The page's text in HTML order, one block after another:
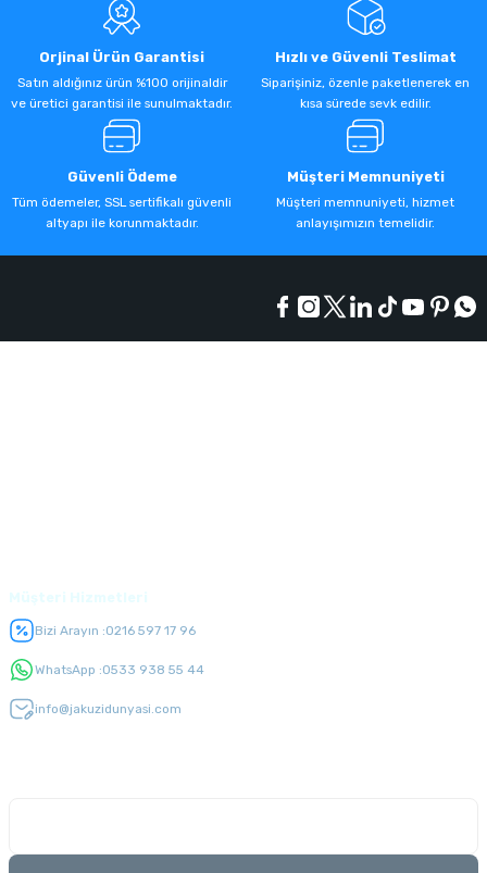
Orjinal Ürün Garantisi
Satın aldığınız ürün %100 orijinaldir
ve üretici garantisi ile sunulmaktadır.
Hızlı ve Güvenli Teslimat
Siparişiniz, özenle paketlenerek en
kısa sürede sevk edilir.
Güvenli Ödeme
Tüm ödemeler, SSL sertifikalı güvenli
altyapı ile korunmaktadır.
Müşteri Memnuniyeti
Müşteri memnuniyeti, hizmet
anlayışımızın temelidir.
Bizi Arayın :0216 597 17 96
WhatsApp :0533 938 55 44
info@jakuzidunyasi.com